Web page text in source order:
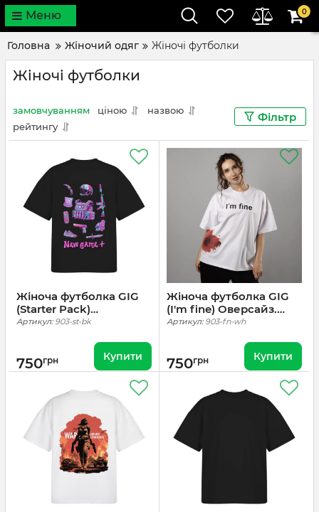
Меню 0
Головна Жіночий одяг Жіночі футболки
Жіночі футболки
замовчуванням ціною
назвою
рейтингу
Фільтр
Жіноча футболка GIG
(Starter Pack)
Оверсайз. Чорний
Артикул:903-st-bk
750грн Купити
Жіноча футболка GIG
(I'm fine) Оверсайз.
Білий
Артикул:903-fn-wh
750грн Купити